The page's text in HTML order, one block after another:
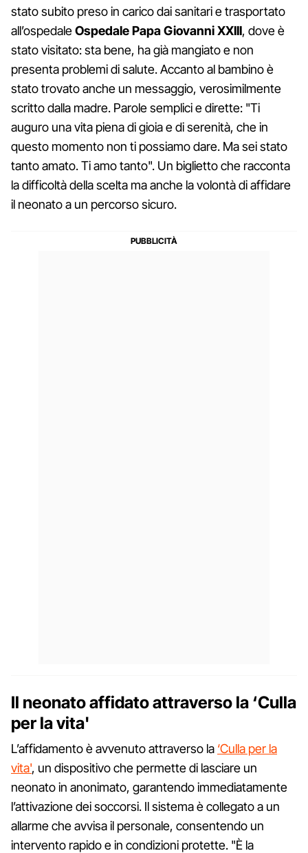
stato subito preso in carico dai sanitari e trasportato
all’ospedaleOspedale Papa Giovanni XXIII, dove è
stato visitato: sta bene, ha già mangiato e non
presenta problemi di salute. Accanto al bambino è
stato trovato anche un messaggio, verosimilmente
scritto dalla madre. Parole semplici e dirette: "Ti
auguro una vita piena di gioia e di serenità, che in
questo momento non ti possiamo dare. Ma sei stato
tanto amato. Ti amo tanto". Un biglietto che racconta
la difficoltà della scelta ma anche la volontà di affidare
il neonato a un percorso sicuro.
Il neonato affidato attraverso la ‘Culla
per la vita'
L’affidamento è avvenuto attraverso la ‘Culla per la
vita', un dispositivo che permette di lasciare un
neonato in anonimato, garantendo immediatamente
l’attivazione dei soccorsi. Il sistema è collegato a un
allarme che avvisa il personale, consentendo un
intervento rapido e in condizioni protette. "È la